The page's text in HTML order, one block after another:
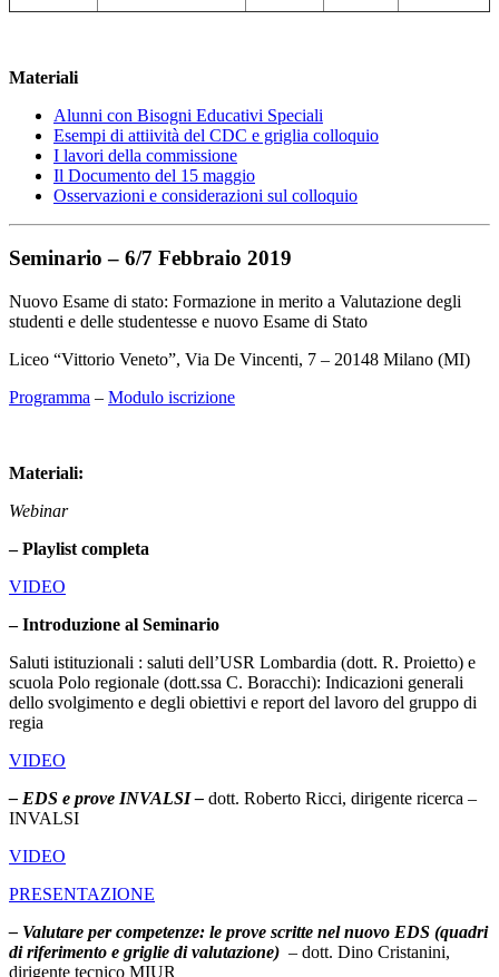
Materiali
Alunni con Bisogni Educativi Speciali
Esempi di attiività del CDC e griglia colloquio
I lavori della commissione
Il Documento del 15 maggio
Osservazioni e considerazioni sul colloquio
Seminario – 6/7 Febbraio 2019
Nuovo Esame di stato: Formazione in merito a Valutazione degli
studenti e delle studentesse e nuovo Esame di Stato
Liceo “Vittorio Veneto”, Via De Vincenti, 7 – 20148 Milano (MI)
Programma – Modulo iscrizione
Materiali:
Webinar
– Playlist completa
VIDEO
– Introduzione al Seminario
Saluti istituzionali : saluti dell’USR Lombardia (dott. R. Proietto) e
scuola Polo regionale (dott.ssa C. Boracchi): Indicazioni generali
dello svolgimento e degli obiettivi e report del lavoro del gruppo di
regia
VIDEO
– EDS e prove INVALSI – dott. Roberto Ricci, dirigente ricerca –
INVALSI
VIDEO
PRESENTAZIONE
– Valutare per competenze: le prove scritte nel nuovo EDS (quadri
di riferimento e griglie di valutazione) – dott. Dino Cristanini,
dirigente tecnico MIUR